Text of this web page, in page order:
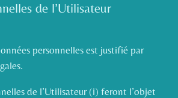
de l’Utilisateur
personnelles est justifié par
de l’Utilisateur (i) feront l’objet